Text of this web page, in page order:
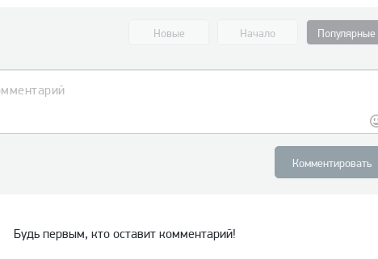
Новые Начало Популярные
Комментировать
Будь первым, кто оставит комментарий!